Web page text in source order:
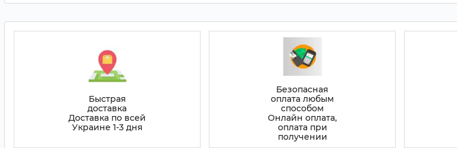
Быстрая
доставка
Доставка по всей
Украине 1-3 дня
Безопасная
оплата любым
способом
Онлайн оплата,
оплата при
получении